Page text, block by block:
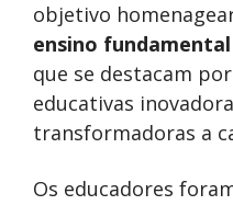
objetivo
ensino fundamental
que se destacam
educativas
transformadoras a
Os educadores